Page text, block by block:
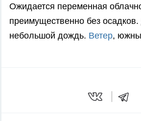
Ожидается переменная
преимущественно без
небольшой дождь. Ветер,